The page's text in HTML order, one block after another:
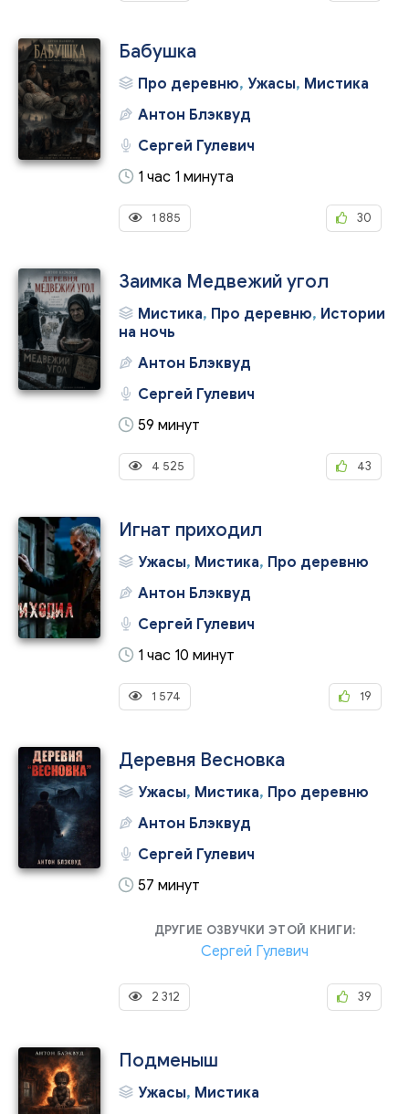
Бабушка
Про деревню, Ужасы, Мистика
Антон Блэквуд
Сергей Гулевич
1 час 1 минута
1 885 30
Заимка Медвежий угол
Мистика, Про деревню, Истории
на ночь
Антон Блэквуд
Сергей Гулевич
59 минут
4 525 43
Игнат приходил
Ужасы, Мистика, Про деревню
Антон Блэквуд
Сергей Гулевич
1 час 10 минут
1 574 19
Деревня Весновка
Ужасы, Мистика, Про деревню
Антон Блэквуд
Сергей Гулевич
57 минут
ДРУГИЕ ОЗВУЧКИ ЭТОЙ КНИГИ:
Сергей Гулевич
2 312 39
Подменыш
Ужасы, Мистика